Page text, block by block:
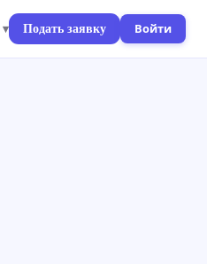
Подать заявку Войти